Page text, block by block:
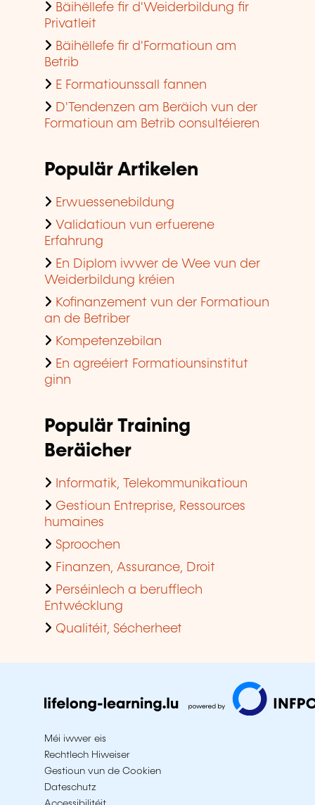
Bäihëllefe fir d'Weiderbildung fir
Privatleit
Bäihëllefe fir d'Formatioun am
Betrib
E Formatiounssall fannen
D'Tendenzen am Beräich vun der
Formatioun am Betrib consultéieren
Populär Artikelen
Erwuessenebildung
Validatioun vun erfuerene
Erfahrung
En Diplom iwwer de Wee vun der
Weiderbildung kréien
Kofinanzement vun der Formatioun
an de Betriber
Kompetenzebilan
En agreéiert Formatiounsinstitut
ginn
Populär Training
Beräicher
Informatik, Telekommunikatioun
Gestioun Entreprise, Ressources
humaines
Sproochen
Finanzen, Assurance, Droit
Perséinlech a berufflech
Entwécklung
Qualitéit, Sécherheet
Méi iwwer eis
Rechtlech Hiweiser
Gestioun vun de Cookien
Dateschutz